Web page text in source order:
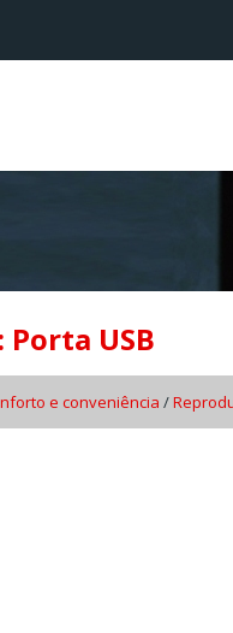
USB
e conveniência /